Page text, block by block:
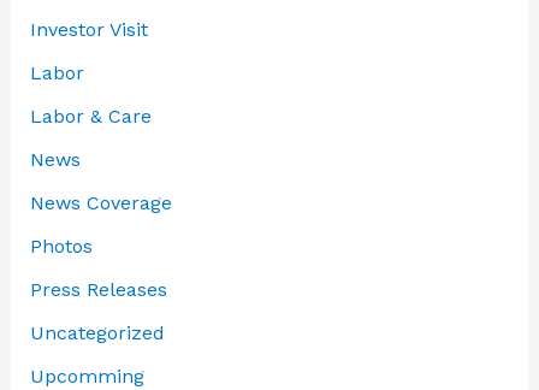
Investor Visit
Labor
Labor & Care
News
News Coverage
Photos
Press Releases
Uncategorized
Upcomming